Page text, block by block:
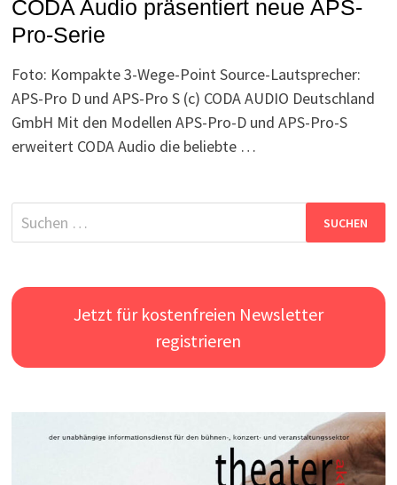
CODA Audio präsentiert neue APS-
Pro-Serie
Foto: Kompakte 3-Wege-Point Source-Lautsprecher:
APS-Pro D und APS-Pro S (c) CODA AUDIO Deutschland
GmbH Mit den Modellen APS-Pro-D und APS-Pro-S
erweitert CODA Audio die beliebte …
Suchen
nach:
Jetzt für kostenfreien Newsletter
registrieren